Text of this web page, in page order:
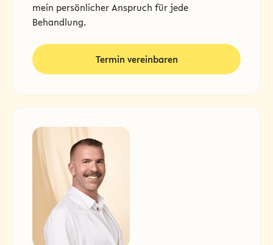
mein persönlicher Anspruch für jede
Behandlung.
Termin vereinbaren